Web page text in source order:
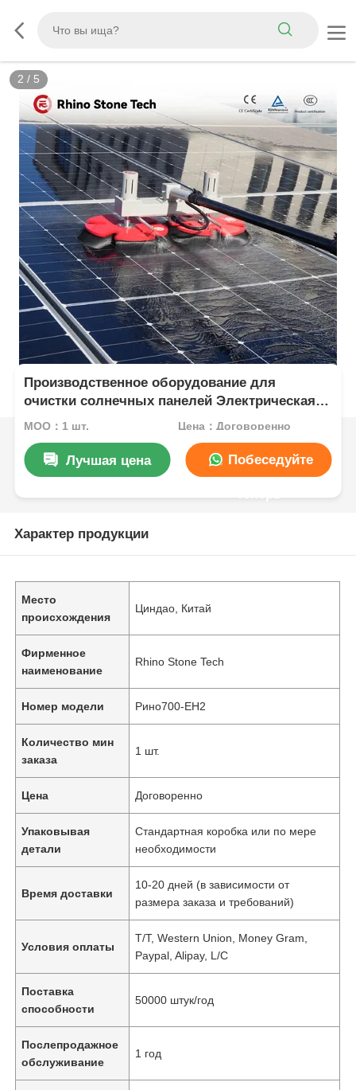
3 / 5
Производственное оборудование для
очистки солнечных панелей Электрическая
фотоэлектрическая панель для очистки
двойной головой щетка для очистки
солнечных панелей с телескопической
MOQ：1 шт. Цена：Договоренно
Лучшая цена Побеседуйте
Характер продукции
Место
происхождения
Циндао, Китай
Фирменное
наименование
Rhino Stone Tech
Номер модели Рино700-EH2
Количество мин
заказа
1 шт.
Цена Договоренно
Упаковывая
детали
Стандартная коробка или по мере
необходимости
Время доставки
10-20 дней (в зависимости от
размера заказа и требований)
Условия оплаты
T/T, Western Union, Money Gram,
Paypal, Alipay, L/C
Поставка
способности
50000 штук/год
Послепродажное
обслуживание
1 год